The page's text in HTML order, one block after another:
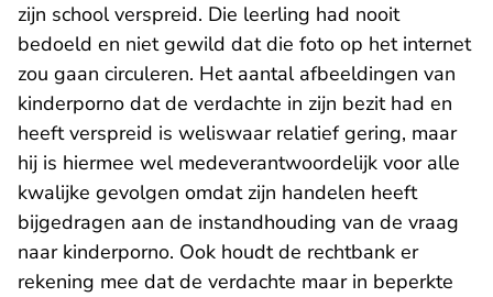
zijn school verspreid. Die leerling had nooit
bedoeld en niet gewild dat die foto op het internet
zou gaan circuleren. Het aantal afbeeldingen van
kinderporno dat de verdachte in zijn bezit had en
heeft verspreid is weliswaar relatief gering, maar
hij is hiermee wel medeverantwoordelijk voor alle
kwalijke gevolgen omdat zijn handelen heeft
bijgedragen aan de instandhouding van de vraag
naar kinderporno. Ook houdt de rechtbank er
rekening mee dat de verdachte maar in beperkte